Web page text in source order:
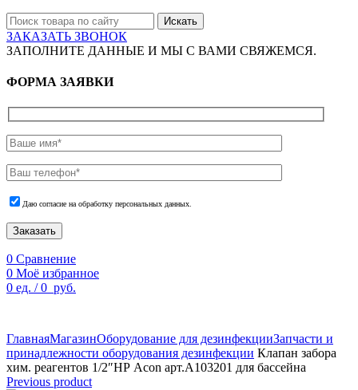
Искать
ЗАКАЗАТЬ ЗВОНОК
ЗАПОЛНИТЕ ДАННЫЕ И МЫ С ВАМИ СВЯЖЕМСЯ.
ФОРМА ЗАЯВКИ
Даю согласие на обработку персональных данных.
Заказать
0 Сравнение
0 Моё избранное
0 ед. / 0 руб.
ГлавнаяМагазинОборудование для дезинфекцииЗапчасти и
принадлежности оборудования дезинфекции Клапан забора
хим. реагентов 1/2″НР Acon арт.A103201 для бассейна
Previous product